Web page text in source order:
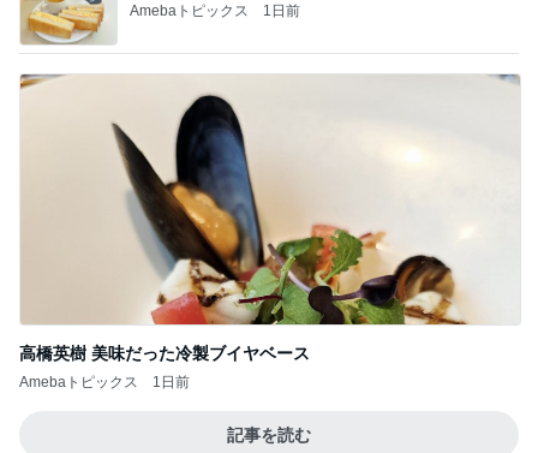
Amebaトピックス 1日前
高橋英樹 美味だった冷製ブイヤベース
Amebaトピックス 1日前
記事を読む